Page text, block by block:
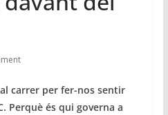
carrer per fer-nos sentir
Perquè és qui governa a